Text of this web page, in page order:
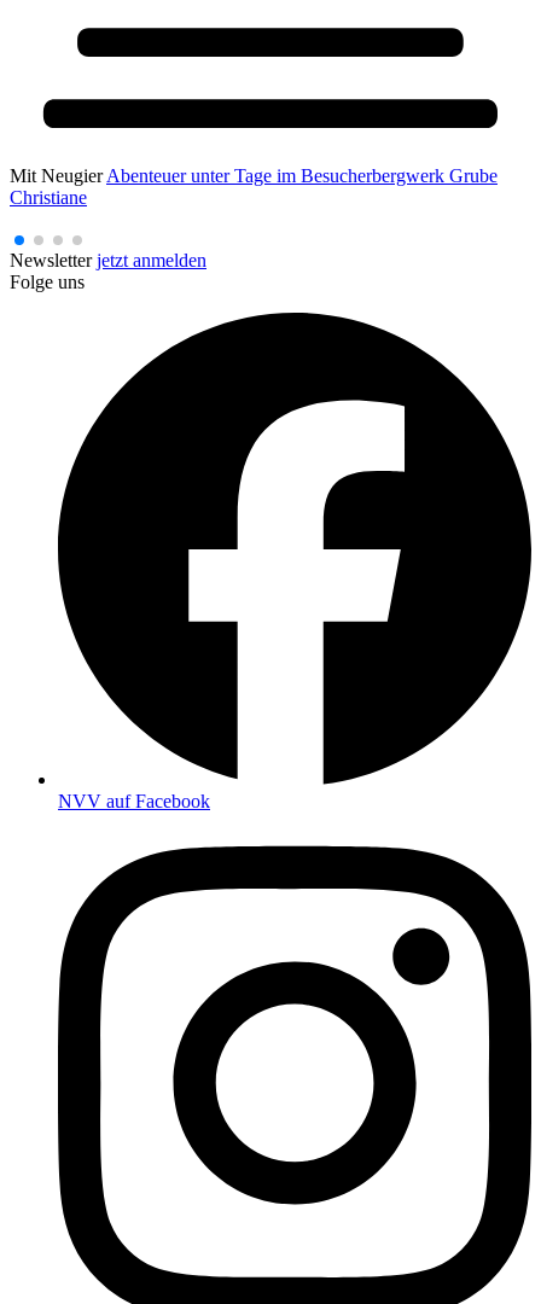
Mit NeugierAbenteuer unter Tage im Besucherbergwerk Grube
Christiane
Newsletterjetzt anmelden
Folge uns
NVV auf Facebook